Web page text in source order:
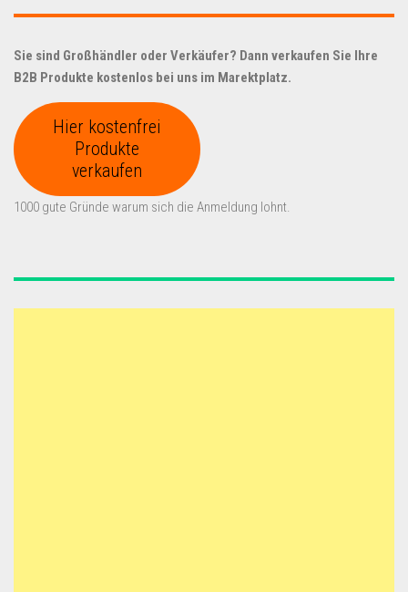
Sie sind Großhändler oder Verkäufer? Dann verkaufen Sie Ihre
B2B Produkte kostenlos bei uns im Marektplatz.
Hier kostenfrei
Produkte
verkaufen
1000 gute Gründe warum sich die Anmeldung lohnt.